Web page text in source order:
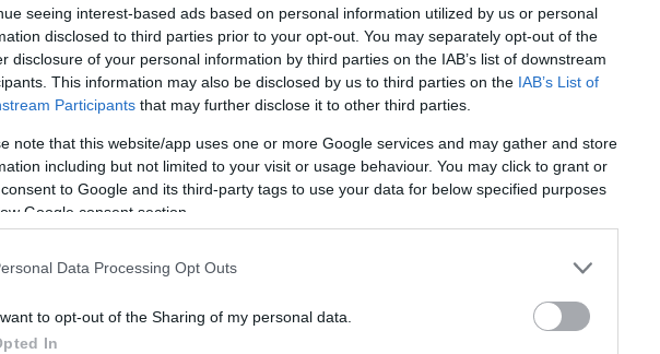
seeing interest-based ads based on personal information utilized by us or personal
disclosed to third parties prior to your opt-out. You may separately opt-out of the
disclosure of your personal information by third parties on the IAB’s list of downstream
This information may also be disclosed by us to third parties on the IAB’s List of
Participants that may further disclose it to other third parties.
note that this website/app uses one or more Google services and may gather and store
including but not limited to your visit or usage behaviour. You may click to grant or
to Google and its third-party tags to use your data for below specified purposes
Google consent section.
Data Processing Opt Outs
to opt-out of the Sharing of my personal data.
In